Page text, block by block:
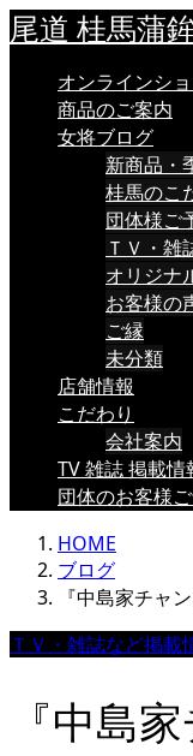
尾道 桂馬蒲
オンラインシ
商品のご案内
女将ブログ
新商品・
桂馬のこ
団体様ご
ＴＶ・雑
オリジナ
お客様の
ご縁
未分類
店舗情報
こだわり
会社案内
TV 雑誌 掲載情
団体のお客様
HOME
ブログ
『中島家チャ
ＴＶ・雑誌など掲載
『中島